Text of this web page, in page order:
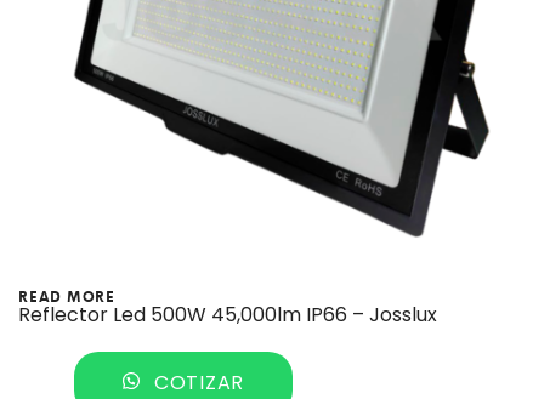
READ MORE
Reflector Led 500W 45,000lm IP66 – Josslux
COTIZAR